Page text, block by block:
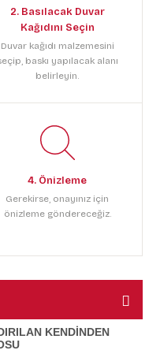
2. Basılacak Duvar
Kağıdını Seçin
Duvar kağıdı malzemesini
baskı yapılacak alanı
belirleyin.
4. Önizleme
Gerekirse, onayınız için
önizleme göndereceğiz.
KENDİNDEN